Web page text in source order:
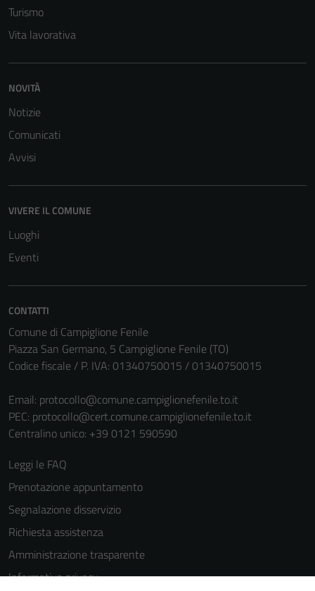
Turismo
Vita lavorativa
NOVITÀ
Notizie
Comunicati
Avvisi
VIVERE IL COMUNE
Luoghi
Eventi
CONTATTI
Comune di Campiglione Fenile
Piazza San Germano, 5 Campiglione Fenile (TO)
Codice fiscale / P. IVA: 01340750015 / 01340750015
Email: protocollo@comune.campiglionefenile.to.it
PEC: protocollo@cert.comune.campiglionefenile.to.it
Centralino unico: +39 0121 590590
Leggi le FAQ
Prenotazione appuntamento
Segnalazione disservizio
Richiesta assistenza
Amministrazione trasparente
Informativa privacy
informazioni